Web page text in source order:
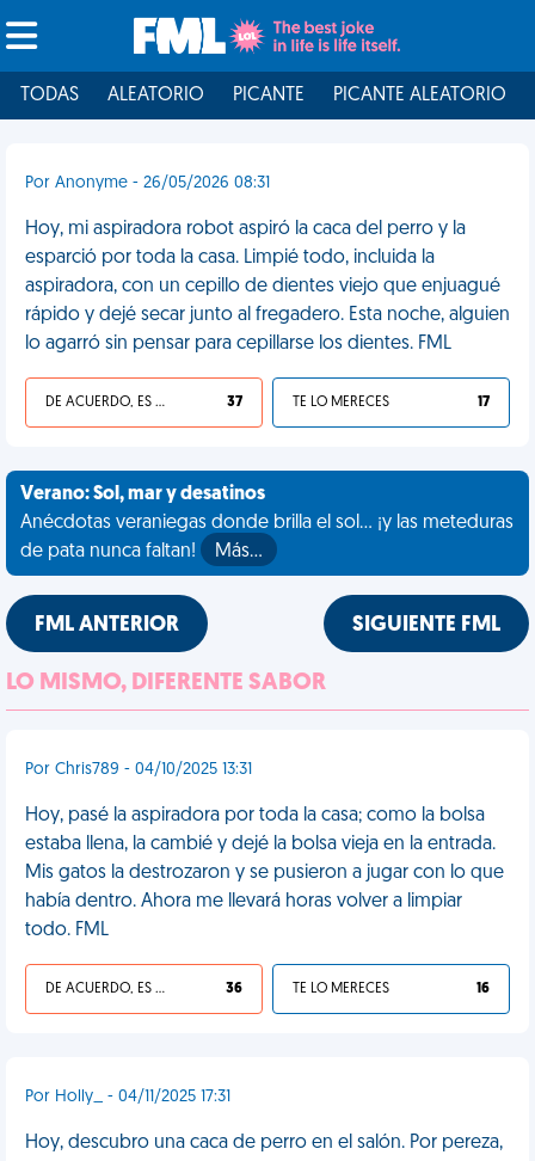
TODAS ALEATORIO PICANTE PICANTE ALEATORIO
Por Anonyme - 26/05/2026 08:31
Hoy, mi aspiradora robot aspiró la caca del perro y la
esparció por toda la casa. Limpié todo, incluida la
aspiradora, con un cepillo de dientes viejo que enjuagué
rápido y dejé secar junto al fregadero. Esta noche, alguien
lo agarró sin pensar para cepillarse los dientes. FML
DE ACUERDO, ES UNA VIDA HP 37 TE LO MERECES 17
Verano: Sol, mar y desatinos
Anécdotas veraniegas donde brilla el sol... ¡y las meteduras
de pata nunca faltan!
Más…
FML ANTERIOR SIGUIENTE FML
LO MISMO, DIFERENTE SABOR
Por Chris789 - 04/10/2025 13:31
Hoy, pasé la aspiradora por toda la casa; como la bolsa
estaba llena, la cambié y dejé la bolsa vieja en la entrada.
Mis gatos la destrozaron y se pusieron a jugar con lo que
había dentro. Ahora me llevará horas volver a limpiar
todo. FML
DE ACUERDO, ES UNA VIDA HP 36 TE LO MERECES 16
Por Holly_ - 04/11/2025 17:31
Hoy, descubro una caca de perro en el salón. Por pereza,